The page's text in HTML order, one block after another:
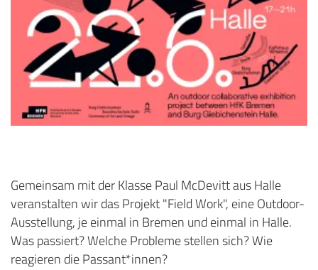
Gemeinsam mit der Klasse Paul McDevitt aus Halle
veranstalten wir das Projekt "Field Work", eine Outdoor-
Ausstellung, je einmal in Bremen und einmal in Halle.
Was passiert? Welche Probleme stellen sich? Wie
reagieren die Passant*innen?